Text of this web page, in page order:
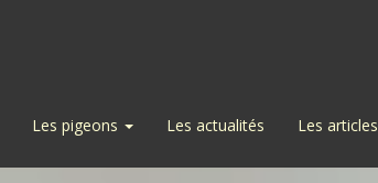
Les pigeons Les actualités Les articles